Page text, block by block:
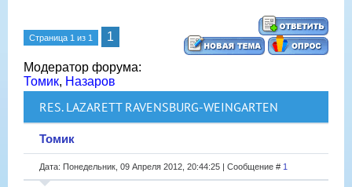
Страница 1 из 1 1
Модератор форума:
Томик, Назаров
RES. LAZARETT RAVENSBURG-WEINGARTEN
Томик
Дата: Понедельник, 09 Апреля 2012, 20:44:25 | Сообщение # 1